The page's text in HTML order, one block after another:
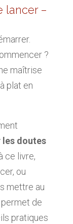
lancer –
?
maîtrise
plat en
les doutes
ce livre,
ou
mettre au
permet de
pratiques